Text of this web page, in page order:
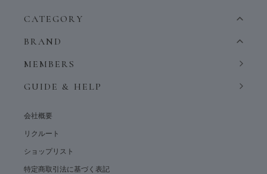
CATEGORY
BRAND
MEMBERS
GUIDE & HELP
会社概要
リクルート
ショップリスト
特定商取引法に基づく表記